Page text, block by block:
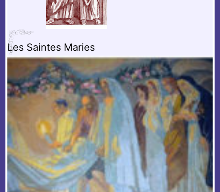
Les Saintes Maries